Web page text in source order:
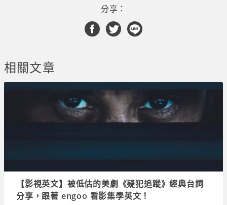
分享：
相關文章
【影視英文】被低估的美劇《疑犯追蹤》經典台詞
分享，跟著 engoo 看影集學英文！